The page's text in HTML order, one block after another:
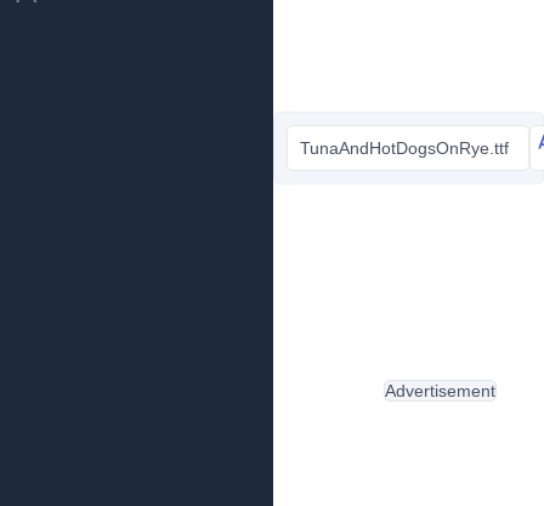
TunaAndHotDogsOnRye.ttf
Advertisement